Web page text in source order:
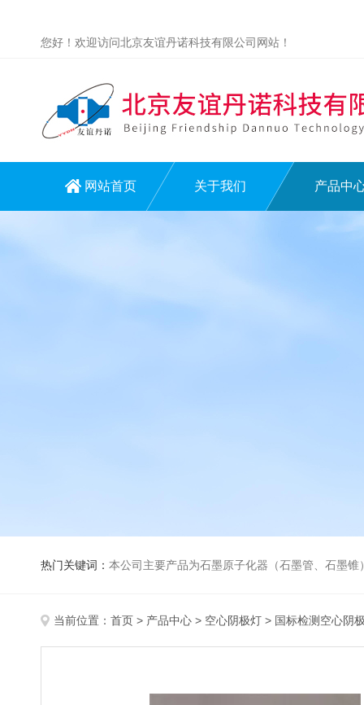
您好！欢迎访问北京友谊丹诺科技有限公司网站！
网站首页 关于我们 产品中
热门关键词： 本公司主要产品为石墨原子化器（石墨管、石墨锥）、元素空心阴极灯、氘灯、空心
当前位置： 首页 > 产品中心 > 空心阴极灯 > 国标检测空心阴